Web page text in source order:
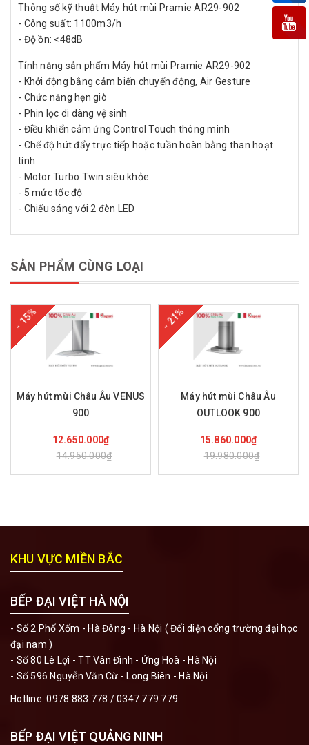
Thông số kỹ thuật Máy hút mùi Pramie AR29-902
- Công suất: 1100m3/h
- Độ ồn: <48dB
Tính năng sản phẩm Máy hút mùi Pramie AR29-902
- Khởi động bằng cảm biến chuyển động, Air Gesture
- Chức năng hẹn giò
- Phin lọc di dàng vệ sinh
- Điều khiển cảm ứng Control Touch thông minh
- Chế độ hút đẩy trực tiếp hoặc tuần hoàn bằng than hoạt
tính
- Motor Turbo Twin siêu khỏe
- 5 mức tốc độ
- Chiếu sáng với 2 đèn LED
SẢN PHẨM CÙNG LOẠI
- 15%
Máy hút mùi Châu Âu VENUS
900
12.650.000₫
14.950.000₫
- 21%
Máy hút mùi Châu Âu
OUTLOOK 900
15.860.000₫
19.980.000₫
KHU VỰC MIỀN BẮC
BẾP ĐẠI VIỆT HÀ NỘI
- Số 2 Phố Xốm - Hà Đông - Hà Nội ( Đối diện cổng trường đại học
đại nam )
- Số 80 Lê Lợi - TT Vân Đình - Ứng Hoà - Hà Nội
- Số 596 Nguyễn Văn Cừ - Long Biên - Hà Nội
Hotline:0978.883.778 /0347.779.779
BẾP ĐẠI VIỆT QUẢNG NINH